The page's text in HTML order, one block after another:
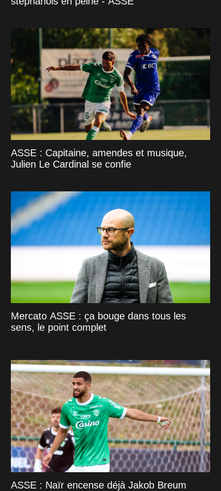
ASSE : Capitaine, amendes et musique,
Julien Le Cardinal se confie
Mercato ASSE : ça bouge dans tous les
sens, le point complet
ASSE : Naïr encense déjà Jakob Breum